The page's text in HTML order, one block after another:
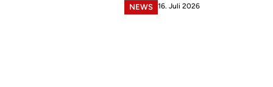
NEWS 16. Juli 2026